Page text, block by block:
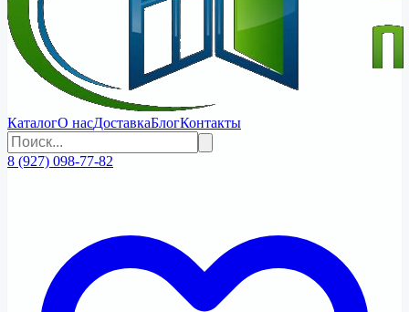
КаталогО насДоставкаБлогКонтакты
8 (927) 098-77-82